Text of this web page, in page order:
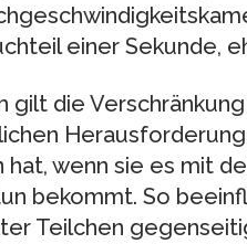
einer Sekunde,
gilt die
wenn sie es mit
bekommt. So
Teilchen